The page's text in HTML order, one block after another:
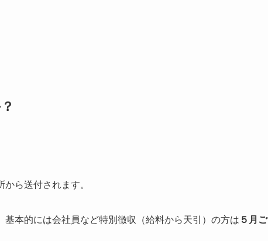
ら送付されます。
本的には会社員など特別徴収（給料から天引）の方は ５月ご